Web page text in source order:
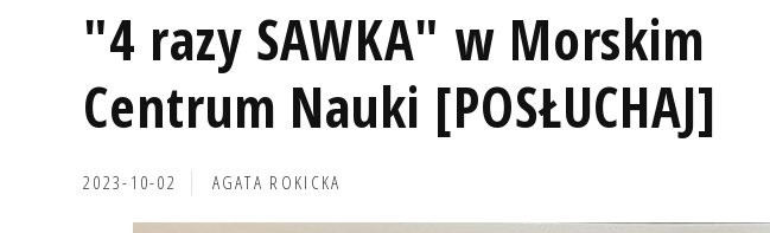
"4 razy SAWKA" w Morskim
Centrum Nauki [POSŁUCHAJ]
2023-10-02 AGATA ROKICKA